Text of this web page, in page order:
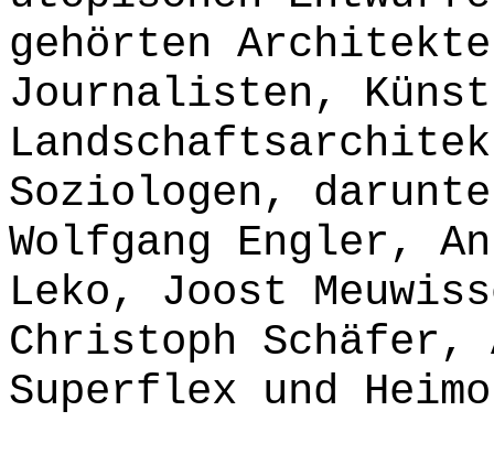
gehörten
Journalisten,
Soziologen,
Wolfgang Engler,
Leko, Joost
Christoph Schäfer,
Superflex und